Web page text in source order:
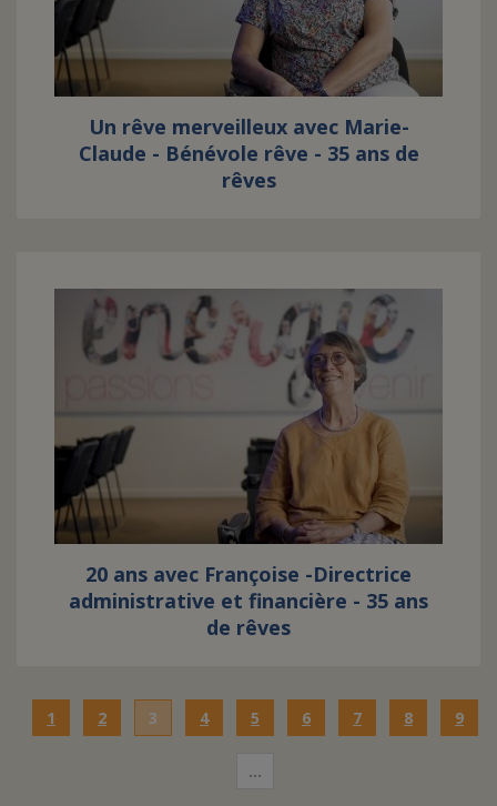
Un rêve merveilleux avec Marie-
Claude - Bénévole rêve - 35 ans de
rêves
20 ans avec Françoise -Directrice
administrative et financière - 35 ans
de rêves
1 2 3 4 5 6 7 8 9
…